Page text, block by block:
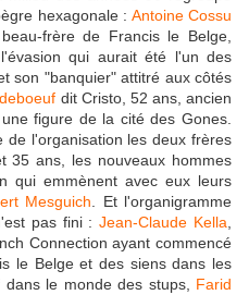
hexagonale : Antoine Cossu
frère de Francis le Belge,
qui aurait été l'un des
son "banquier" attitré aux côtés
dit Cristo, 52 ans, ancien
figure de la cité des Gones.
l'organisation les deux frères
35 ans, les nouveaux hommes
qui emmènent avec eux leurs
Mesguich . Et l'organigramme
pas fini :Jean-Claude Kella
Connection ayant commencé
le Belge et des siens dans les
le monde des stups, Farid